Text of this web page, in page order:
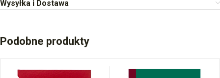
Wysyłka i Dostawa
Podobne produkty